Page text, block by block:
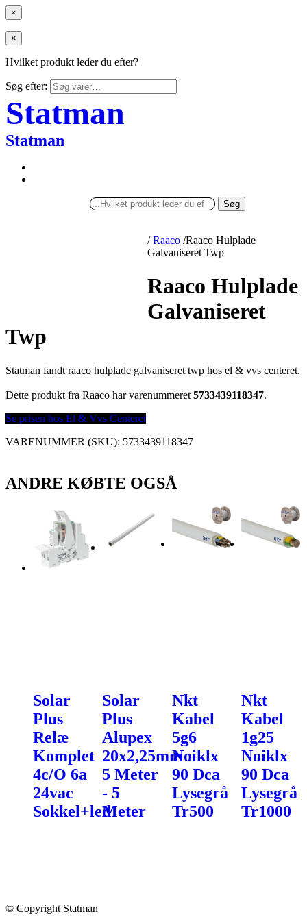
×
×
Hvilket produkt leder du efter?
Søg efter:
Statman
Statman
Søg
/ Raaco /Raaco Hulplade
Galvaniseret Twp
Raaco Hulplade
Galvaniseret
Twp
Statman fandt raaco hulplade galvaniseret twp hos el & vvs centeret.
Dette produkt fra Raaco har varenummeret 5733439118347.
Se prisen hos El & Vvs Centeret
VARENUMMER (SKU): 5733439118347
ANDRE KØBTE OGSÅ
Solar
Plus
Relæ
Komplet
4c/O 6a
24vac
Sokkel+led
Solar
Plus
Alupex
20x2,25mm
5 Meter
- 5
Meter
Nkt
Kabel
5g6
Noiklx
90 Dca
Lysegrå
Tr500
Nkt
Kabel
1g25
Noiklx
90 Dca
Lysegrå
Tr1000
© Copyright Statman